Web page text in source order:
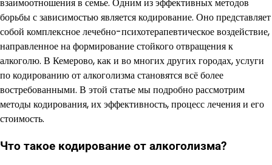
борьбы с зависимостью является кодирование. Оно представляет
собой комплексное лечебно-психотерапевтическое воздействие,
направленное на формирование стойкого отвращения к
алкоголю. В Кемерово, как и во многих других городах, услуги
по кодированию от алкоголизма становятся всё более
востребованными. В этой статье мы подробно рассмотрим
методы кодирования, их эффективность, процесс лечения и его
стоимость.
Что такое кодирование от алкоголизма?